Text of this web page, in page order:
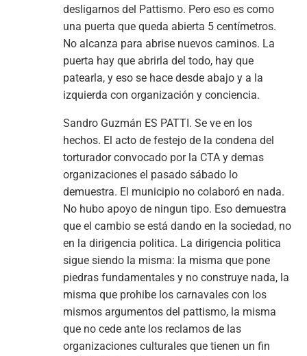
desligarnos del Pattismo. Pero eso es como
una puerta que queda abierta 5 centímetros.
No alcanza para abrise nuevos caminos. La
puerta hay que abrirla del todo, hay que
patearla, y eso se hace desde abajo y a la
izquierda con organización y conciencia.
Sandro Guzmán ES PATTI. Se ve en los
hechos. El acto de festejo de la condena del
torturador convocado por la CTA y demas
organizaciones el pasado sábado lo
demuestra. El municipio no colaboró en nada.
No hubo apoyo de ningun tipo. Eso demuestra
que el cambio se está dando en la sociedad, no
en la dirigencia politica. La dirigencia politica
sigue siendo la misma: la misma que pone
piedras fundamentales y no construye nada, la
misma que prohibe los carnavales con los
mismos argumentos del pattismo, la misma
que no cede ante los reclamos de las
organizaciones culturales que tienen un fin